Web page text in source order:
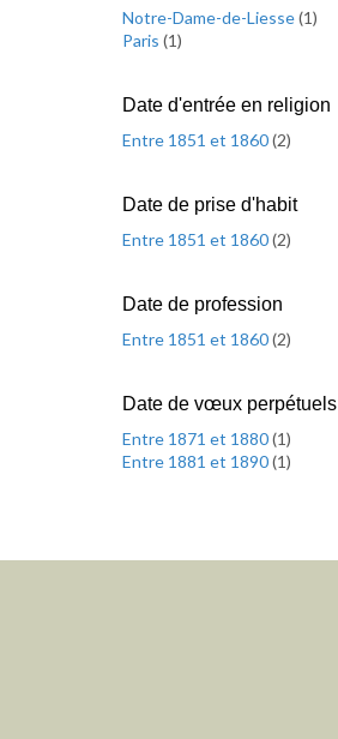
Notre-Dame-de-Liesse(1)
Paris (1)
Date d'entrée en religion
Entre 1851 et 1860(2)
Date de prise d'habit
Entre 1851 et 1860(2)
Date de profession
Entre 1851 et 1860(2)
Date de vœux perpétuels
Entre 1871 et 1880(1)
Entre 1881 et 1890(1)